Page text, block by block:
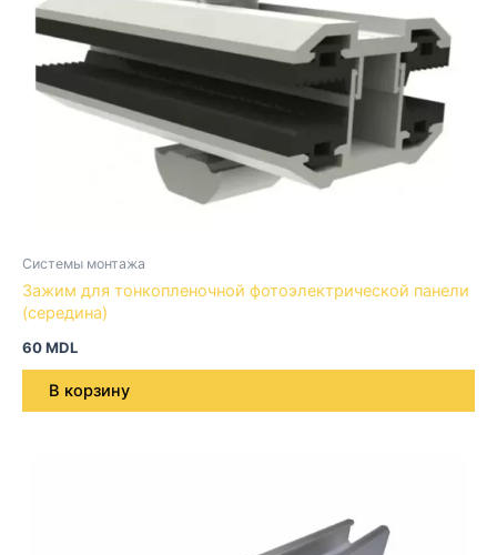
Системы монтажа
Зажим для тонкопленочной фотоэлектрической панели
(середина)
60MDL
В корзину